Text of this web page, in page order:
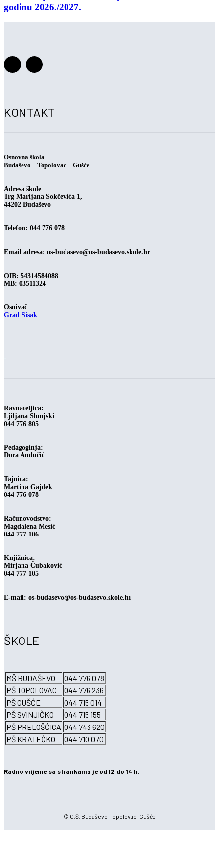
godinu 2026./2027.
KONTAKT
Osnovna škola
Budaševo – Topolovac – Gušće
Adresa škole
Trg Marijana Šokčevića 1,
44202 Budaševo
Telefon: 044 776 078
Email adresa: os-budasevo@os-budasevo.skole.hr
OIB: 54314584088
MB: 03511324
Osnivač
Grad Sisak
Ravnateljica:
Ljiljana Slunjski
044 776 805
Pedagoginja:
Dora Andučić
Tajnica:
Martina Gajdek
044 776 078
Računovodstvo:
Magdalena Mesić
044 777 106
Knjižnica:
Mirjana Čubaković
044 777 105
E-mail: os-budasevo@os-budasevo.skole.hr
ŠKOLE
MŠ BUDAŠEVO
044 776 078
PŠ TOPOLOVAC
044 776 236
PŠ GUŠĆE
044 715 014
PŠ SVINJIČKO
044 715 155
PŠ PRELOŠĆICA 044 743 620
PŠ KRATEČKO
044 710 070
Radno vrijeme sa strankama je od 12 do 14 h.
© O.Š. Budaševo-Topolovac-Gušće